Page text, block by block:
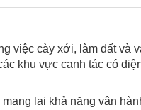
việc cày xới, làm đất và
khu vực canh tác có
lại khả năng vận